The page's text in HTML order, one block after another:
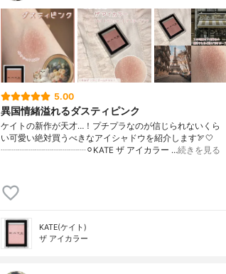
5.00
異国情緒溢れるダスティピンク
ケイトの新作が天才…！プチプラなのが信じられないくら
い可愛い絶対買うべきなアイシャドウを紹介します🏹🤍
┈┈┈┈┈┈┈┈┈┈⚪︎KATE ザ アイカラー …続きを見る
KATE(ケイト)
ザ アイカラー